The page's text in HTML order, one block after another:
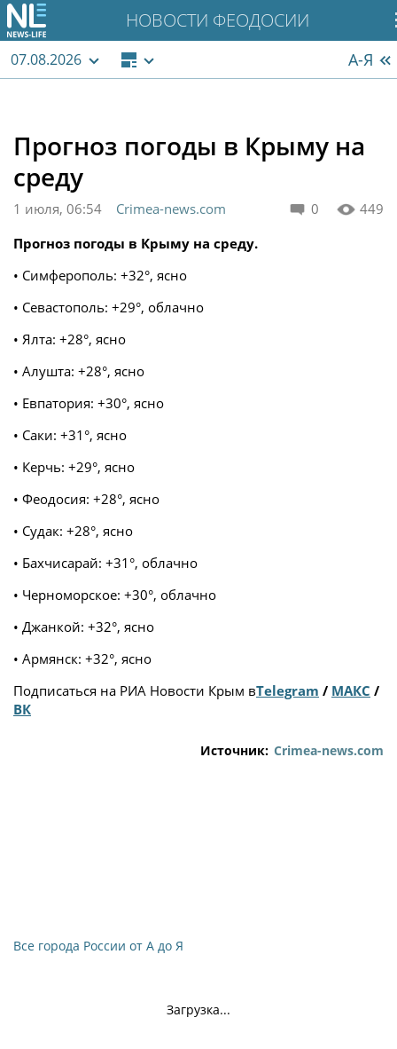
НОВОСТИ ФЕОДОСИИ
07.08.2026 А-Я
Прогноз погоды в Крыму на
среду
0 449
1 июля, 06:54
Crimea-news.com
Прогноз погоды в Крыму на среду.
• Симферополь: +32°, ясно
• Севастополь: +29°, облачно
• Ялта: +28°, ясно
• Алушта: +28°, ясно
• Евпатория: +30°, ясно
• Саки: +31°, ясно
• Керчь: +29°, ясно
• Феодосия: +28°, ясно
• Судак: +28°, ясно
• Бахчисарай: +31°, облачно
• Черноморское: +30°, облачно
• Джанкой: +32°, ясно
• Армянск: +32°, ясно
Подписаться на РИА Новости Крым вTelegram / МАКС /
ВК
Источник: Crimea-news.com
Все города России от А до Я
Загрузка...